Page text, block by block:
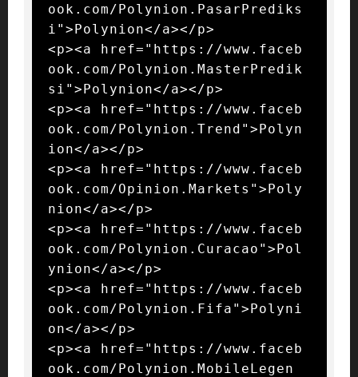
ook.com/Polynion.PasarPrediks
i">Polynion</a></p>
<p><a href="https://www.faceb
ook.com/Polynion.MasterPredik
si">Polynion</a></p>
<p><a href="https://www.faceb
ook.com/Polynion.Trend">Polyn
ion</a></p>
<p><a href="https://www.faceb
ook.com/Opinion.Markets">Poly
nion</a></p>
<p><a href="https://www.faceb
ook.com/Polynion.Curacao">Pol
ynion</a></p>
<p><a href="https://www.faceb
ook.com/Polynion.Fifa">Polyni
on</a></p>
<p><a href="https://www.faceb
ook.com/Polynion.MobileLegen